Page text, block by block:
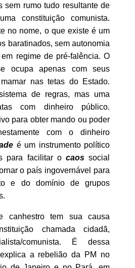
sem rumo tudo resultante de
constituição comunista.
no nome, o que existe é um
baratinados, sem autonomia
regime de pré-falência. O
ocupa apenas com seus
nas tetas do Estado.
de regras, mas uma
com dinheiro público.
para obter mando ou poder
com o dinheiro
é um instrumento político
para facilitar o caossocial
o país ingovernável para
e do domínio de grupos
canhestro tem sua causa
chamada cidadã,
comunista. É dessa
a rebelião da PM no